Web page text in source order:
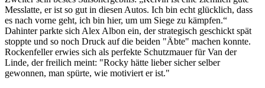
Messlatte, er ist so gut in diesen Autos. Ich bin echt glücklich, dass
es nach vorne geht, ich bin hier, um um Siege zu kämpfen.“
Dahinter parkte sich Alex Albon ein, der strategisch geschickt spät
stoppte und so noch Druck auf die beiden "Äbte" machen konnte.
Rockenfeller erwies sich als perfekte Schutzmauer für Van der
Linde, der freilich meint: "Rocky hätte lieber sicher selber
gewonnen, man spürte, wie motiviert er ist."